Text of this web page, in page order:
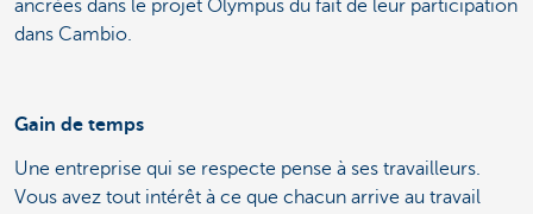
ancrées dans le projet Olympus du fait de leur participation
dans Cambio.
Gain de temps
Une entreprise qui se respecte pense à ses travailleurs.
Vous avez tout intérêt à ce que chacun arrive au travail